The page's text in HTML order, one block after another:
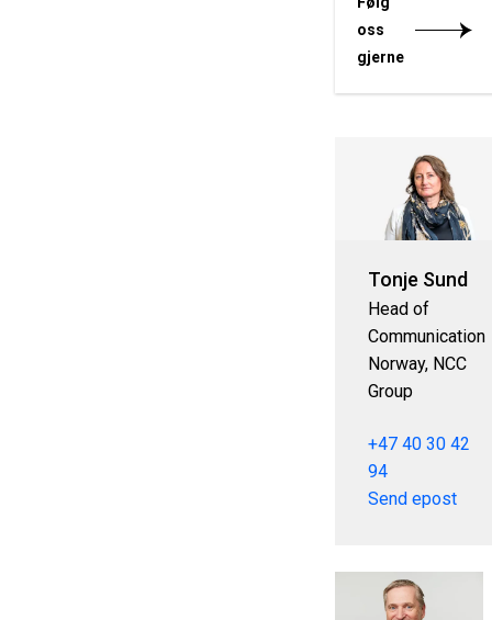
oss
gjerne
Tonje Sund
Head of
Communication
Norway, NCC
Group
+47 40 30 42
94
Send epost